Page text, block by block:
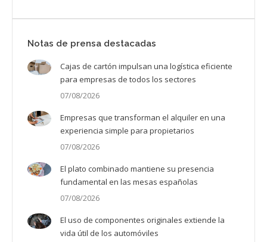
Notas de prensa destacadas
Cajas de cartón impulsan una logística eficiente
para empresas de todos los sectores
07/08/2026
Empresas que transforman el alquiler en una
experiencia simple para propietarios
07/08/2026
El plato combinado mantiene su presencia
fundamental en las mesas españolas
07/08/2026
El uso de componentes originales extiende la
vida útil de los automóviles